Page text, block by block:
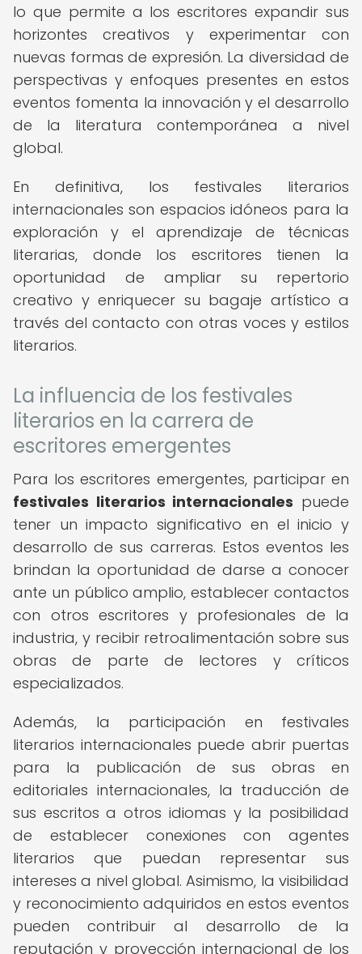
lo que permite a los escritores expandir sus
horizontes creativos y experimentar con
nuevas formas de expresión. La diversidad de
perspectivas y enfoques presentes en estos
eventos fomenta la innovación y el desarrollo
de la literatura contemporánea a nivel
global.
En definitiva, los festivales literarios
internacionales son espacios idóneos para la
exploración y el aprendizaje de técnicas
literarias, donde los escritores tienen la
oportunidad de ampliar su repertorio
creativo y enriquecer su bagaje artístico a
través del contacto con otras voces y estilos
literarios.
La influencia de los festivales
literarios en la carrera de
escritores emergentes
Para los escritores emergentes, participar en
festivales literarios internacionales puede
tener un impacto significativo en el inicio y
desarrollo de sus carreras. Estos eventos les
brindan la oportunidad de darse a conocer
ante un público amplio, establecer contactos
con otros escritores y profesionales de la
industria, y recibir retroalimentación sobre sus
obras de parte de lectores y críticos
especializados.
Además, la participación en festivales
literarios internacionales puede abrir puertas
para la publicación de sus obras en
editoriales internacionales, la traducción de
sus escritos a otros idiomas y la posibilidad
de establecer conexiones con agentes
literarios que puedan representar sus
intereses a nivel global. Asimismo, la visibilidad
y reconocimiento adquiridos en estos eventos
pueden contribuir al desarrollo de la
reputación y proyección internacional de los